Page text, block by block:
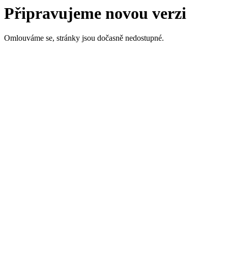
Připravujeme novou verzi
Omlouváme se, stránky jsou dočasně nedostupné.